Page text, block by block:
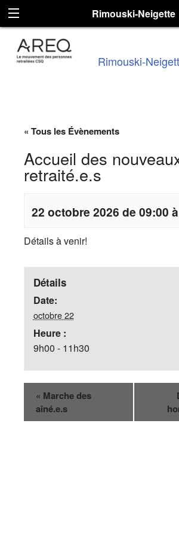
Rimouski-Neigette
Rimouski-
« Tous les Évènements
Accueil des
retraité.e.s
22 octobre 2026 de 09:00
Détails à venir!
Détails
Date:
octobre 22
Heure :
9h00 - 11h30
« Marche des
aîné.e.s